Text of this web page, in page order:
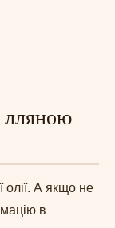
лляною
олії. А якщо не
в